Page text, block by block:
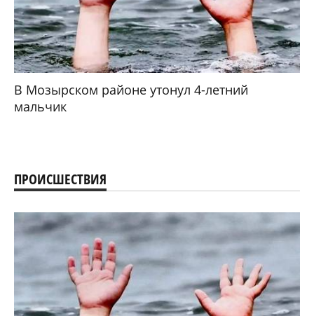
В Мозырском районе утонул 4-летний
мальчик
ПРОИСШЕСТВИЯ